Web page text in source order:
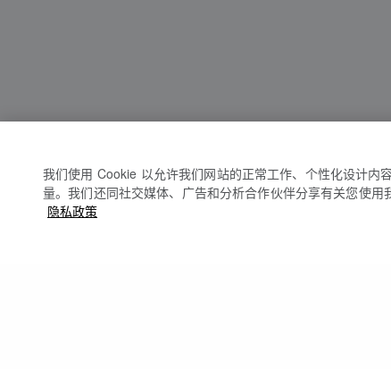
我们使用 Cookie 以允许我们网站的正常工作、个性化设计内
量。我们还同社交媒体、广告和分析合作伙伴分享有关您使用
隐私政策